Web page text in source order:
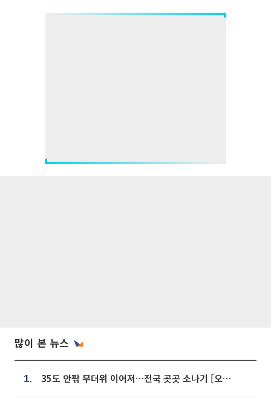
많이 본 뉴스
1. 35도 안팎 무더위 이어져…전국 곳곳 소나기 [오늘 날씨]